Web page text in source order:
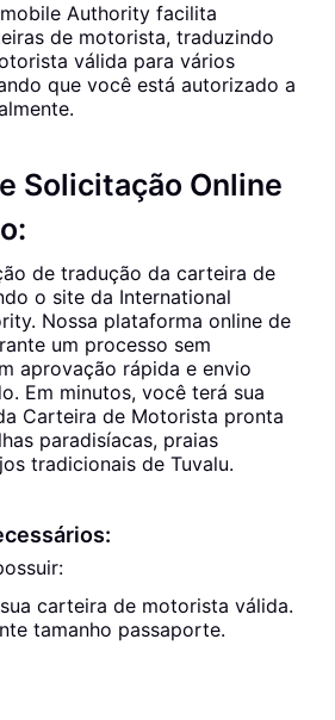
Authority facilita
de motorista, traduzindo
válida para vários
que você está autorizado a
Solicitação Online
de tradução da carteira de
o site da International
Nossa plataforma online de
um processo sem
aprovação rápida e envio
Em minutos, você terá sua
Carteira de Motorista pronta
paradisíacas, praias
tradicionais de Tuvalu.
carteira de motorista válida.
tamanho passaporte.